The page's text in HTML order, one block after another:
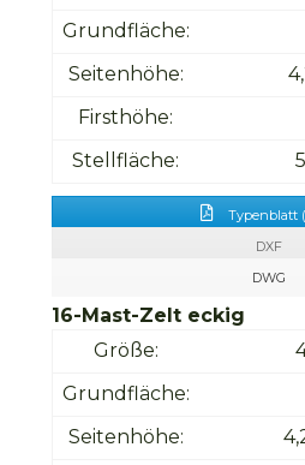
Grundfläche:
Seitenhöhe:
Firsthöhe:
Stellfläche:
Typenblatt
DXF
DWG
16-Mast-Zelt eckig
Größe:
Grundfläche:
Seitenhöhe: